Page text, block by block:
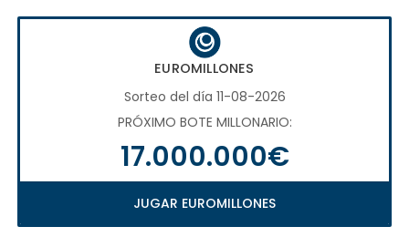
EUROMILLONES
Sorteo del día 11-08-2026
PRÓXIMO BOTE MILLONARIO:
17.000.000€
JUGAR EUROMILLONES